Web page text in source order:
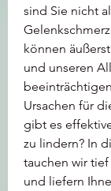
sind Sie nicht
können
und unseren
Ursachen für
gibt es
zu lindern? In
tauchen wir
und liefern